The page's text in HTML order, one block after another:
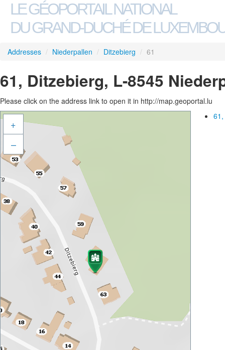
LE GÉOPORTAIL NATIONAL
DU GRAND-DUCHÉ DE
Addresses / Niederpallen / Ditzebierg / 61
61, Ditzebierg, L-8545
Please click on the address link to open it in http://map.geoportal.lu
+
–